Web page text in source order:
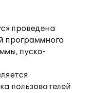
проведена
программного
пуско-
пользователей